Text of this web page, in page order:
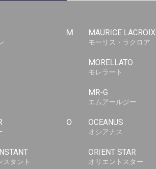
スタント
M MAURICE LACROIX
モーリス・ラクロア
MORELLATO
モレラート
MR-G
エムアールジー
O OCEANUS
オシアナス
ORIENT STAR
オリエントスター